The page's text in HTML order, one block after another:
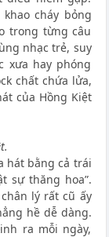
cháy bỏng
trong từng câu
nhạc trẻ, suy
xưa hay phóng
chất chứa lửa,
của Hồng Kiệt
hát bằng cả trái
sự thăng hoa”.
lý rất cũ ấy
hề dễ dàng.
ra mỗi ngày,